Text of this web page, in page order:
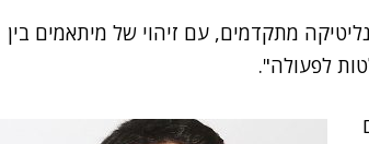
מתקדמים, עם זיהוי של מיתאמים בין
לפעולה".